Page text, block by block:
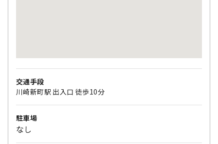
交通手段
川崎新町駅 出入口 徒歩10分
駐車場
なし